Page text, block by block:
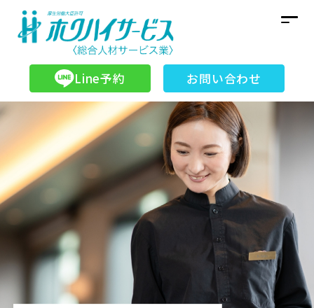
Line予約 お問い合わせ